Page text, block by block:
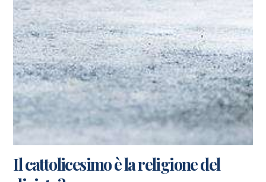
Il cattolicesimo è la religione del